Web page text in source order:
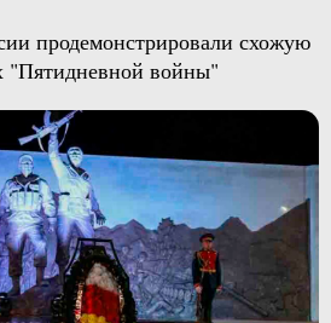
продемонстрировали схожую
"Пятидневной войны"